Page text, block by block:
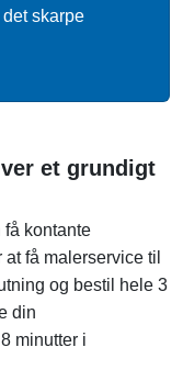
skarpe
et grundigt
få kontante
få malerservice til
og bestil hele 3
din
minutter i